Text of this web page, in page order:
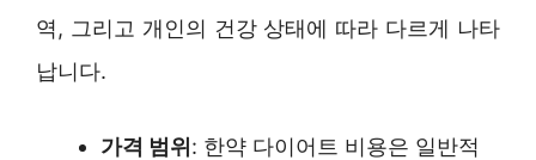
역, 그리고 개인의 건강 상태에 따라 다르게 나타
납니다.
가격 범위: 한약 다이어트 비용은 일반적